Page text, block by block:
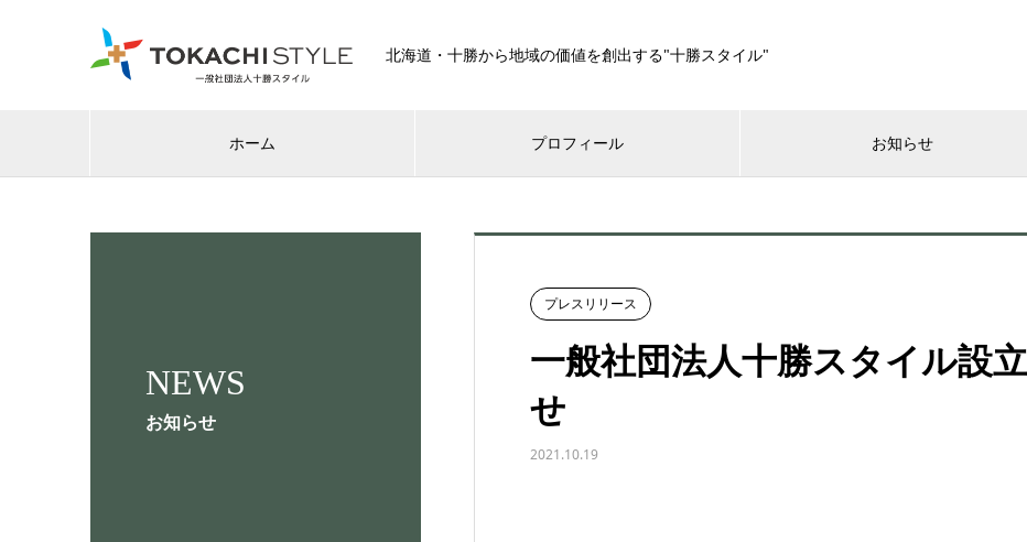
北海道・十勝から地域の価値を創出する"十勝スタイル"
ホーム プロフィール お知らせ
NEWS
お知らせ
プレスリリース
一般社団法人十勝スタイル設
せ
2021.10.19